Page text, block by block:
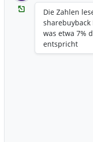
Die Zahlen
was etwa 7%
entspricht